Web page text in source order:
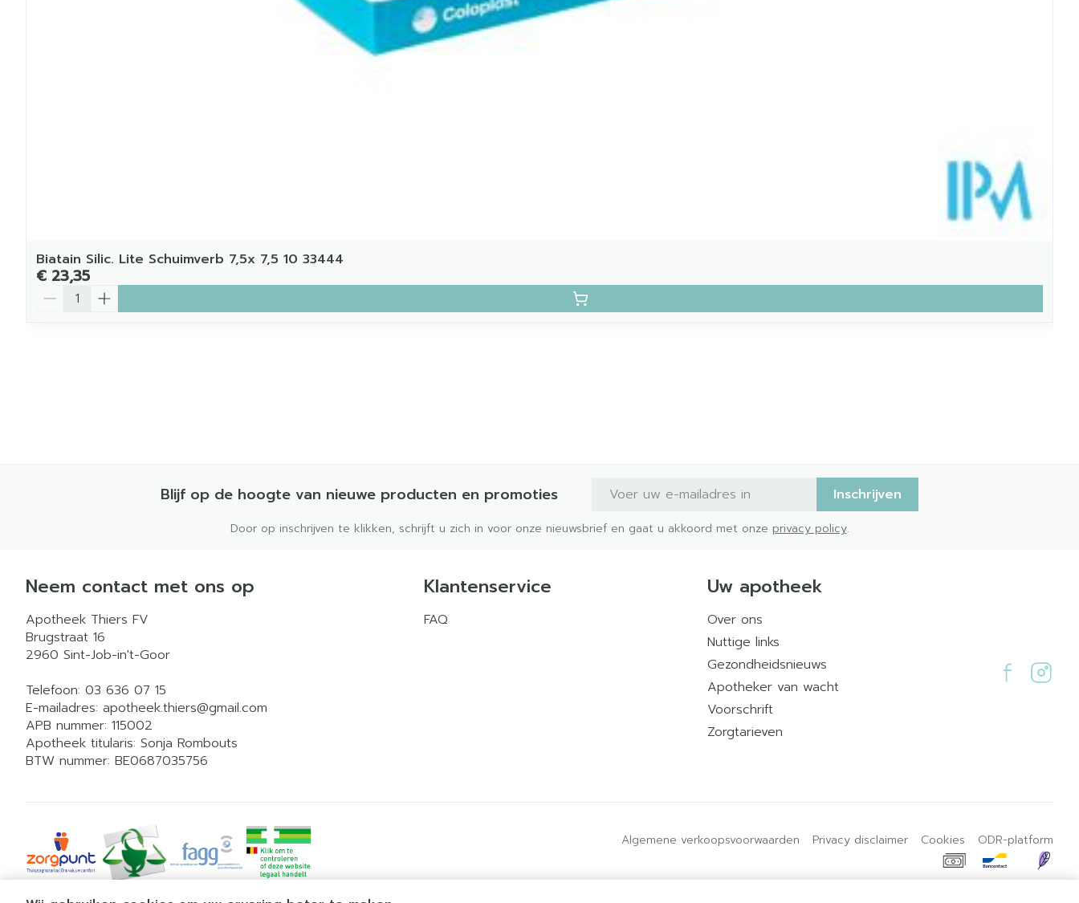
Biatain Silic. Lite Schuimverb 7,5x 7,5 10 33444
€ 23,35
Aantal
Blijf op de hoogte van nieuwe producten en promoties E-mail adres Inschrijven
Door op inschrijven te klikken, schrijft u zich in voor onze nieuwsbrief en gaat u akkoord met onze privacy policy.
Neem contact met ons op
Apotheek Thiers FV
Brugstraat 16
2960 Sint-Job-in't-Goor
Telefoon: 03 636 07 15
E-mailadres: apotheek.thiers@gmail.com
APB nummer: 115002
Apotheek titularis: Sonja Rombouts
BTW nummer: BE0687035756
Klantenservice
FAQ
Uw apotheek
Over ons
Nuttige links
Gezondheidsnieuws
Apotheker van wacht
Voorschrift
Zorgtarieven
Algemene verkoopsvoorwaarden Privacy disclaimer Cookies ODR-platform